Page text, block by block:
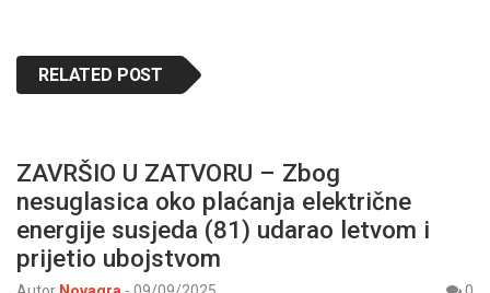
RELATED POST
ZAVRŠIO U ZATVORU – Zbog
nesuglasica oko plaćanja električne
energije susjeda (81) udarao letvom i
prijetio ubojstvom